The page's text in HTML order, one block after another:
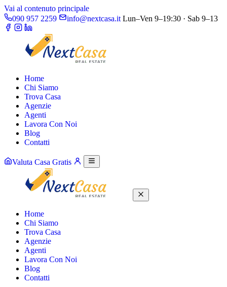
Vai al contenuto principale
090 957 2259
info@nextcasa.it Lun–Ven 9–19:30 · Sab 9–13
Home
Chi Siamo
Trova Casa
Agenzie
Agenti
Lavora Con Noi
Blog
Contatti
Valuta Casa Gratis
Home
Chi Siamo
Trova Casa
Agenzie
Agenti
Lavora Con Noi
Blog
Contatti